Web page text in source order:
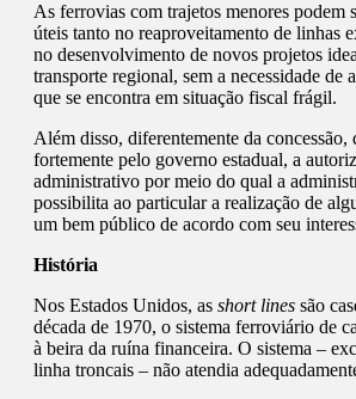
As ferrovias com trajetos menores podem
úteis tanto no reaproveitamento de linhas
no desenvolvimento de novos projetos
transporte regional, sem a necessidade de
que se encontra em situação fiscal frágil.
Além disso, diferentemente da concessão,
fortemente pelo governo estadual, a
administrativo por meio do qual a
possibilita ao particular a realização de
um bem público de acordo com seu
História
Nos Estados Unidos, as short lines são
década de 1970, o sistema ferroviário de
à beira da ruína financeira. O sistema –
linha troncais – não atendia